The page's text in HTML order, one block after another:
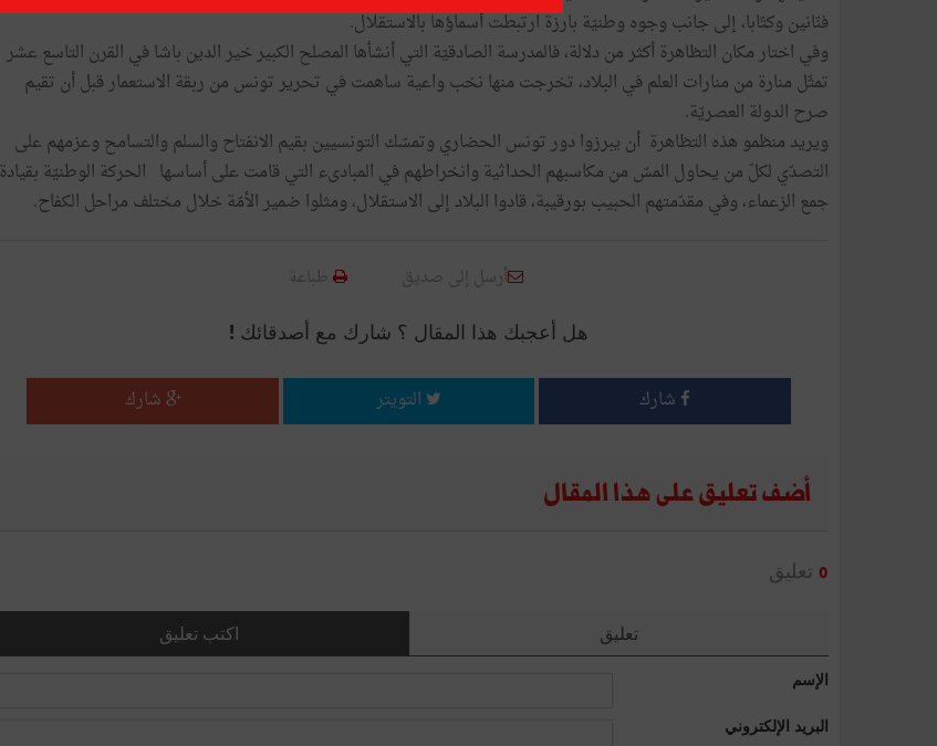
فنّانين وكتّابا، إلى جانب وجوه وطنيّة بارزة ارتبطت أسماؤها بالاستقلال.
وفي اختار مكان التظاهرة أكثر من دلالة، فالمدرسة الصادقيّة التي أنشأها المصلح الكبير خير الدين باشا في القرن التاسع عشر
تمثّل منارة من منارات العلم في البلاد، تخرجت منها نخب واعية ساهمت في تحرير تونس من ربقة الاستعمار قبل أن تقيم
صرح الدولة العصريّة.
ويريد منظمو هذه التظاهرة أن يبرزوا دور تونس الحضاري وتمسّك التونسيين بقيم الانفتاح والسلم والتسامح وعزمهم على
التصدّي لكلّ من يحاول المسّ من مكاسبهم الحداثية وانخراطهم في المبادىء التي قامت على أساسها الحركة الوطنيّة بقيادة
جمع الزعماء، وفي مقدّمتهم الحبيب بورقيبة، قادوا البلاد إلى الاستقلال، ومثلوا ضمير الأمّة خلال مختلف مراحل الكفاح.
أرسل إلى صديق طباعة
هل أعجبك هذا المقال ؟ شارك مع أصدقائك !
شارك التويتر شارك
أضف تعليق على هذا المقال
0 تعليق
اكتب تعليق تعليق
الإسم
البريد الإلكتروني